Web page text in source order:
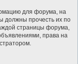
для форума, на
должны прочесть их по
страницы форума,
права на